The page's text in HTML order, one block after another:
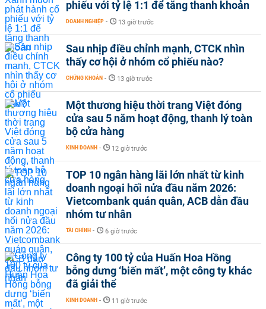
phiếu với tỷ lệ 1:1 để tăng thanh khoản
DOANH NGHIỆP - 13 giờ trước
Sau nhịp điều chỉnh mạnh, CTCK nhìn
thấy cơ hội ở nhóm cổ phiếu nào?
CHỨNG KHOÁN - 13 giờ trước
Một thương hiệu thời trang Việt đóng
cửa sau 5 năm hoạt động, thanh lý toàn
bộ cửa hàng
KINH DOANH - 12 giờ trước
TOP 10 ngân hàng lãi lớn nhất từ kinh
doanh ngoại hối nửa đầu năm 2026:
Vietcombank quán quân, ACB dẫn đầu
nhóm tư nhân
TÀI CHÍNH - 6 giờ trước
Công ty 100 tỷ của Huấn Hoa Hồng
bỗng dưng ‘biến mất’, một công ty khác
đã giải thể
KINH DOANH - 11 giờ trước